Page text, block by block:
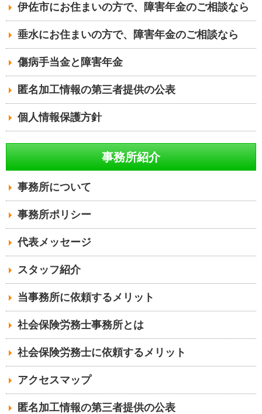
伊佐市にお住まいの方で、障害年金のご相談なら
垂水にお住まいの方で、障害年金のご相談なら
傷病手当金と障害年金
匿名加工情報の第三者提供の公表
個人情報保護方針
事務所紹介
事務所について
事務所ポリシー
代表メッセージ
スタッフ紹介
当事務所に依頼するメリット
社会保険労務士事務所とは
社会保険労務士に依頼するメリット
アクセスマップ
匿名加工情報の第三者提供の公表